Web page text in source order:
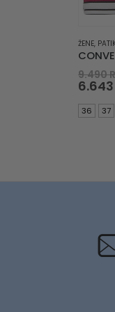
ŽENE,
9.490
6.643
36 37